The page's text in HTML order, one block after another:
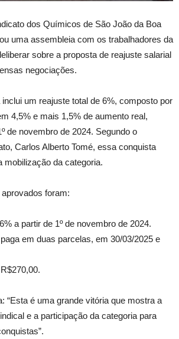
dos Químicos de São João da Boa
uma assembleia com os trabalhadores da
sobre a proposta de reajuste salarial
negociações.
um reajuste total de 6%, composto por
4,5% e mais 1,5% de aumento real,
de novembro de 2024. Segundo o
Carlos Alberto Tomé, essa conquista
mobilização da categoria.
foram:
a partir de 1º de novembro de 2024.
em duas parcelas, em 30/03/2025 e
“Esta é uma grande vitória que mostra a
e a participação da categoria para